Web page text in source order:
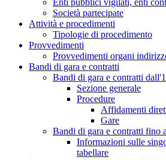
Enti pubblici vigilati, enti
Società partecipate
Attività e procedimenti
Tipologie di procedimento
Provvedimenti
Provvedimenti organi
Bandi di gara e contratti
Bandi di gara e contratti
Sezione generale
Procedure
Affidamenti
Gare
Bandi di gara e contratti fino
Informazioni sulle
tabellare